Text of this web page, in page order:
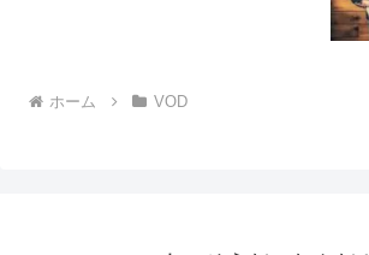
ホーム VOD